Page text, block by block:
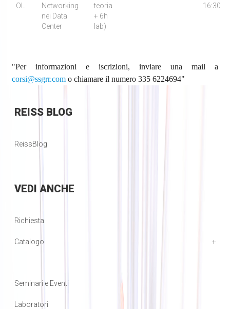
OL
Networking
nei Data
Center
teoria
+ 6h
lab)
16:30
"Per informazioni e iscrizioni, inviare una mail a
corsi@ssgrr.como chiamare il numero 335 6224694"
REISSBLOG
ReissBlog
VEDI ANCHE
Richiesta
Catalogo
Seminari e Eventi
Laboratori